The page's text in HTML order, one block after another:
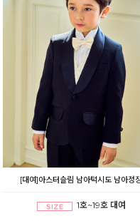
[대여]아스터슬림 남아턱시도 남아정
1호~19호 대여